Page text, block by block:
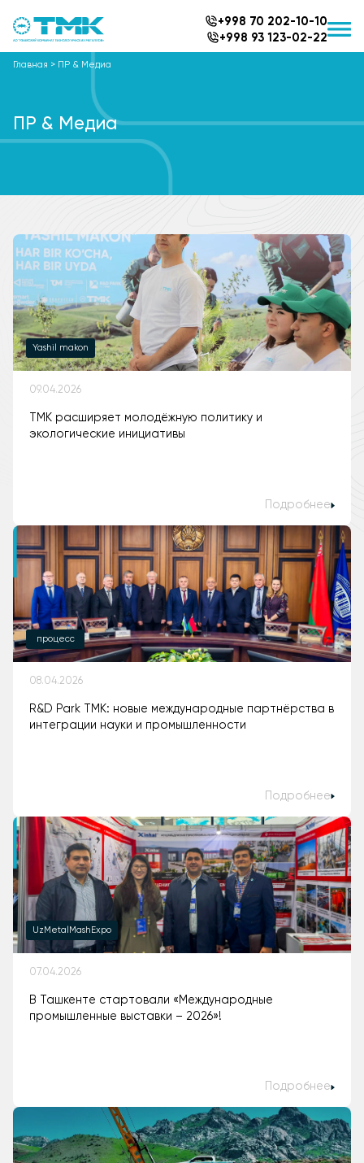
+998 70 202-10-10
+998 93 123-02-22
Главная > ПР & Медиа
ПР & Медиа
Yashil makon
09.04.2026
ТМК расширяет молодёжную политику и
экологические инициативы
Подробнее
процесс
08.04.2026
R&D Park ТМК: новые международные партнёрства в
интеграции науки и промышленности
Подробнее
UzMetalMashExpo
07.04.2026
В Ташкенте стартовали «Международные
промышленные выставки – 2026»!
Подробнее